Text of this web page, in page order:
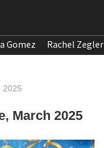
Gomez Rachel Zegler
2025
March 2025